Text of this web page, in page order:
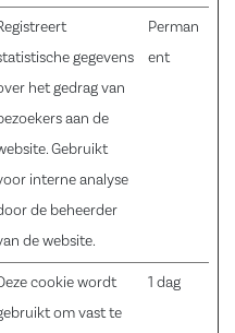
gegevens
het gedrag van
aan de
Gebruikt
interne analyse
de beheerder
de website.
Perman
ent
cookie wordt
om vast te
1 dag